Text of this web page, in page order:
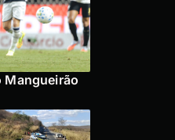
Mangueirão